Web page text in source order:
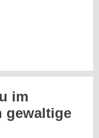
im
gewaltige